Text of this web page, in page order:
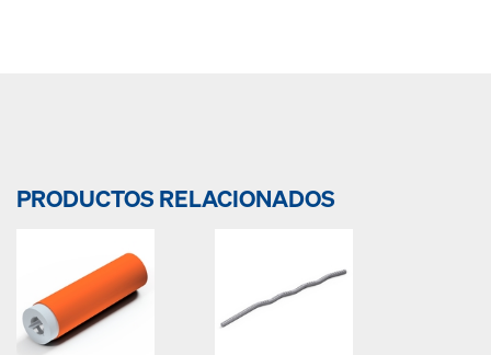
PRODUCTOS RELACIONADOS